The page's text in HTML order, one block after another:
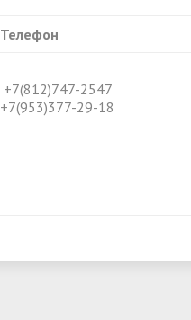
Телефон
+7(812)747-2547
+7(953)377-29-18